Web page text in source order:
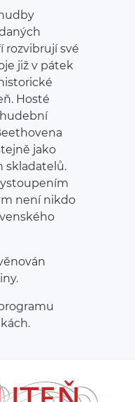
rozvibrují své
již v pátek
Hosté
jako
skladatelů.
není nikdo